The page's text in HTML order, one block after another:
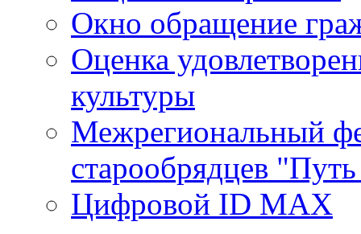
Окно обращение
Оценка
культуры
Межрегиональный
старообрядцев
Цифровой ID MAX